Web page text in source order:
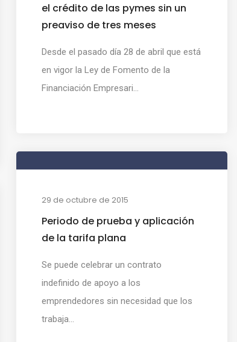
el crédito de las pymes sin un
preaviso de tres meses
Desde el pasado día 28 de abril que está
en vigor la Ley de Fomento de la
Financiación Empresari...
29 de octubre de 2015
Periodo de prueba y aplicación
de la tarifa plana
Se puede celebrar un contrato
indefinido de apoyo a los
emprendedores sin necesidad que los
trabaja...